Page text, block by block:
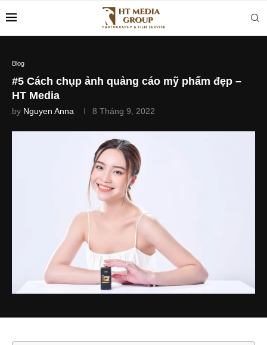
Blog
#5 Cách chụp ảnh quảng cáo mỹ phẩm đẹp –
HT Media
by Nguyen Anna 8 Tháng 9, 2022